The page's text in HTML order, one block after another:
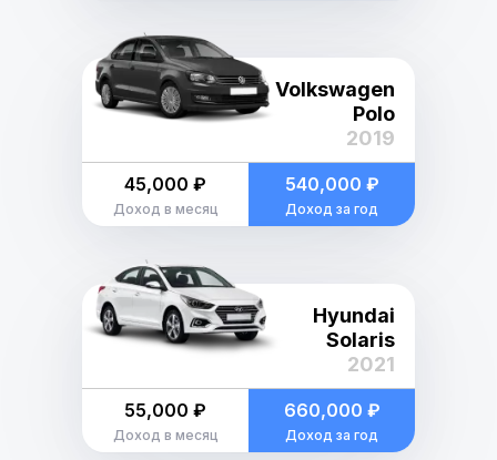
Volkswagen
Polo
2019
45,000 ₽
Доход в месяц
540,000 ₽
Доход за год
Hyundai
Solaris
2021
55,000 ₽
Доход в месяц
660,000 ₽
Доход за год